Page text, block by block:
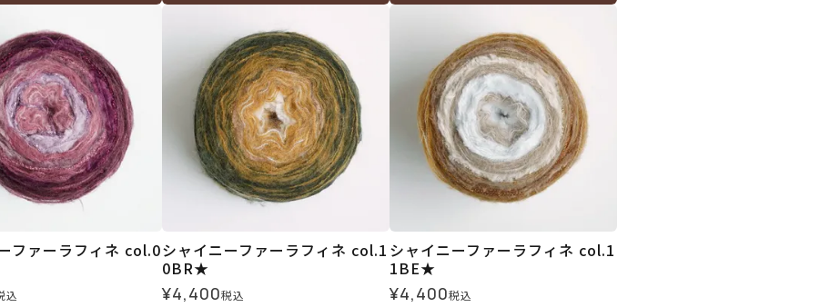
ファーラフィネ col.0
込
シャイニーファーラフィネ col.1
0BR★
¥4,400税込
シャイニーファーラフィネ col.1
1BE★
¥4,400税込